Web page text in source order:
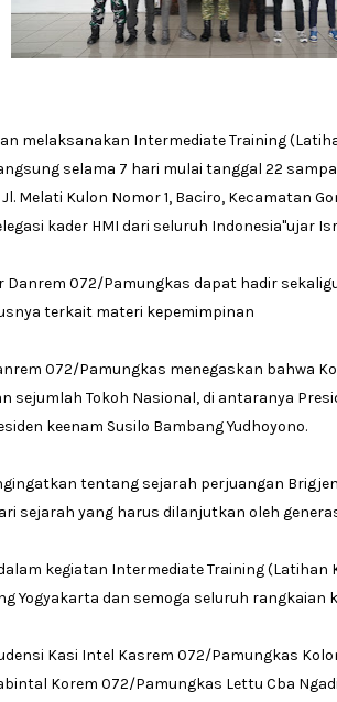
melaksanakan Intermediate Training
selama 7 hari mulai tanggal 22
Melati Kulon Nomor 1, Baciro, Kecamatan
kader HMI dari seluruh Indonesia"ujar
Danrem 072/Pamungkas dapat hadir
terkait materi kepemimpinan
072/Pamungkas menegaskan bahwa
sejumlah Tokoh Nasional, di antaranya
keenam Susilo Bambang Yudhoyono.
tentang sejarah perjuangan
sejarah yang harus dilanjutkan oleh
kegiatan Intermediate Training (Latihan
Yogyakarta dan semoga seluruh
Kasi Intel Kasrem 072/Pamungkas
Korem 072/Pamungkas Lettu Cba